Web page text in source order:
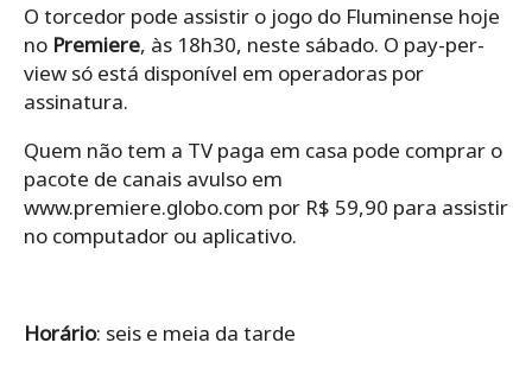
O torcedor pode assistir o jogo do Fluminense hoje
no Premiere, às 18h30, neste sábado. O pay-per-
view só está disponível em operadoras por
assinatura.
Quem não tem a TV paga em casa pode comprar o
pacote de canais avulso em
www.premiere.globo.com por R$ 59,90 para assistir
no computador ou aplicativo.
Horário: seis e meia da tarde